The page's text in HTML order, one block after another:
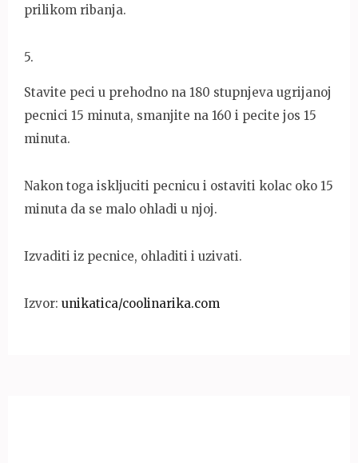
prilikom ribanja.
5.
Stavite peci u prehodno na 180 stupnjeva ugrijanoj
pecnici 15 minuta, smanjite na 160 i pecite jos 15
minuta.
Nakon toga iskljuciti pecnicu i ostaviti kolac oko 15
minuta da se malo ohladi u njoj.
Izvaditi iz pecnice, ohladiti i uzivati.
Izvor: unikatica/coolinarika.com